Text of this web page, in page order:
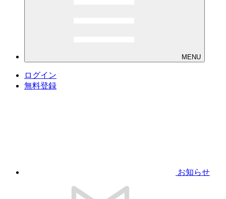
MENU
ログイン
無料登録
お知らせ